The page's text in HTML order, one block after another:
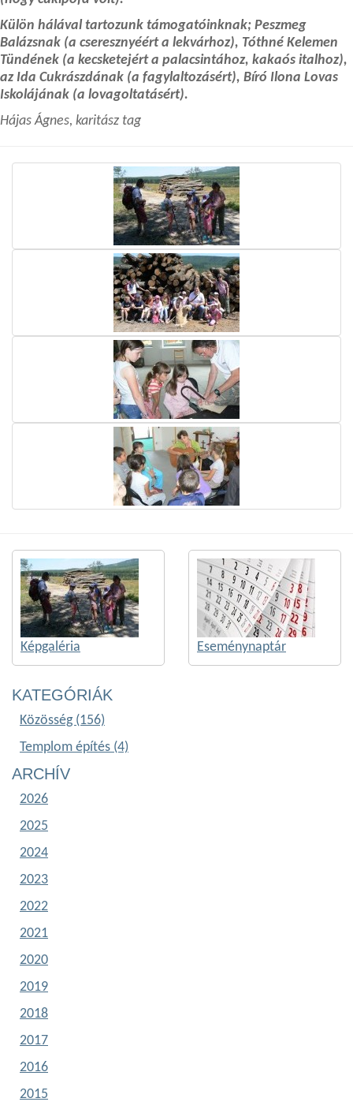
Külön hálával tartozunk támogatóinknak; Peszmeg
Balázsnak (a cseresznyéért a lekvárhoz), Tóthné Kelemen
Tündének (a kecsketejért a palacsintához, kakaós italhoz),
az Ida Cukrászdának (a fagylaltozásért), Bíró Ilona Lovas
Iskolájának (a lovagoltatásért).
Hájas Ágnes, karitász tag
Képgaléria Eseménynaptár
KATEGÓRIÁK
Közösség (156)
Templom építés (4)
ARCHÍV
2026
2025
2024
2023
2022
2021
2020
2019
2018
2017
2016
2015